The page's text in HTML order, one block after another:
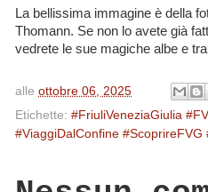
La bellissima immagine è della
Thomann. Se non lo avete già
vedrete le sue magiche albe e
alle ottobre 06, 2025
Etichette: #FriuliVeneziaGiulia
#ViaggiDalConfine #ScoprireFVG